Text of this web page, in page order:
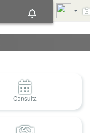
Consulta